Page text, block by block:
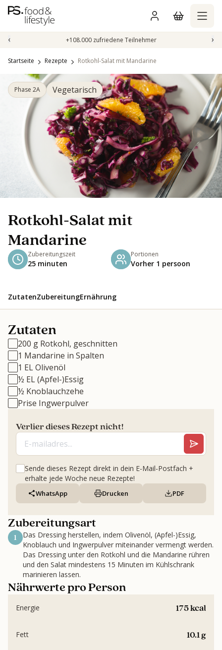
Zum
Inhalt
springen
‹ +108.000 zufriedene Teilnehmer ›
Startseite Rezepte Rotkohl-Salat mit Mandarine
Phase 2A Vegetarisch
Rotkohl-Salat mit
Mandarine
Zubereitungszeit
25 minuten
Portionen
Vorher 1 persoon
ZutatenZubereitungErnährung
Zutaten
200 g Rotkohl, geschnitten
1 Mandarine in Spalten
1 EL Olivenöl
½ EL (Apfel-)Essig
½ Knoblauchzehe
Prise Ingwerpulver
Verlier dieses Rezept nicht!
Sende dieses Rezept direkt in dein E-Mail-Postfach +
erhalte jede Woche neue Rezepte!
WhatsApp Drucken PDF
Zubereitungsart
1
Das Dressing herstellen, indem Olivenöl, (Apfel-)Essig,
Knoblauch und Ingwerpulver miteinander vermengt werden.
Das Dressing unter den Rotkohl und die Mandarine rühren
und den Salat mindestens 15 Minuten im Kühlschrank
marinieren lassen.
Nährwerte pro Person
175 kcal
Energie
10.1 g
Fett